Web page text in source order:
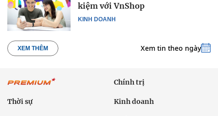
KINH DOANH
kiệm với VnShop
XEM THÊM Xem tin theo ngày
Chính trị
Thời sự Kinh doanh